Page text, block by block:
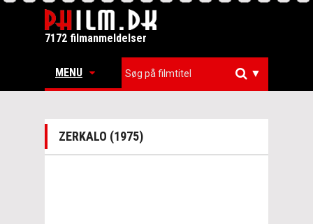
7172 filmanmeldelser
MENU ▼
ZERKALO (1975)